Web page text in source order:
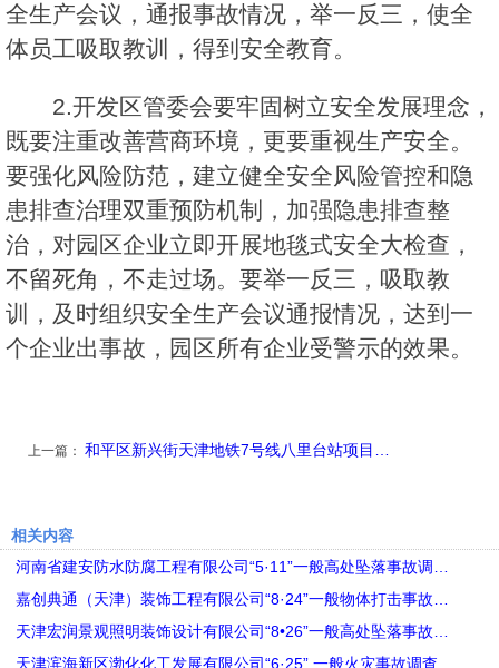
全生产会议，通报事故情况，举一反三，使全
体员工吸取教训，得到安全教育。
2.开发区管委会要牢固树立安全发展理念，
既要注重改善营商环境，更要重视生产安全。
要强化风险防范，建立健全安全风险管控和隐
患排查治理双重预防机制，加强隐患排查整
治，对园区企业立即开展地毯式安全大检查，
不留死角，不走过场。要举一反三，吸取教
训，及时组织安全生产会议通报情况，达到一
个企业出事故，园区所有企业受警示的效果。
上一篇： 和平区新兴街天津地铁7号线八里台站项目…
相关内容
河南省建安防水防腐工程有限公司“5·11”一般高处坠落事故调…
嘉创典通（天津）装饰工程有限公司“8·24”一般物体打击事故…
天津宏润景观照明装饰设计有限公司“8•26”一般高处坠落事故…
天津滨海新区渤化化工发展有限公司“6·25” 一般火灾事故调查…